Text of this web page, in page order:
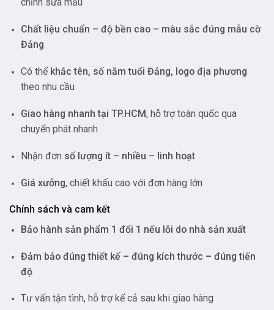
chỉnh sửa mẫu
Chất liệu chuẩn – độ bền cao – màu sắc đúng mẫu cờ
Đảng
Có thể khắc tên, số năm tuổi Đảng, logo địa phương
theo nhu cầu
Giao hàng nhanh tại TP.HCM, hỗ trợ toàn quốc qua
chuyển phát nhanh
Nhận đơn số lượng ít – nhiều – linh hoạt
Giá xưởng, chiết khấu cao với đơn hàng lớn
Chính sách và cam kết
Bảo hành sản phẩm 1 đổi 1 nếu lỗi do nhà sản xuất
Đảm bảo đúng thiết kế – đúng kích thước – đúng tiến
độ
Tư vấn tận tình, hỗ trợ kể cả sau khi giao hàng